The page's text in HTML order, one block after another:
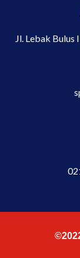
Jl. Lebak Bulus